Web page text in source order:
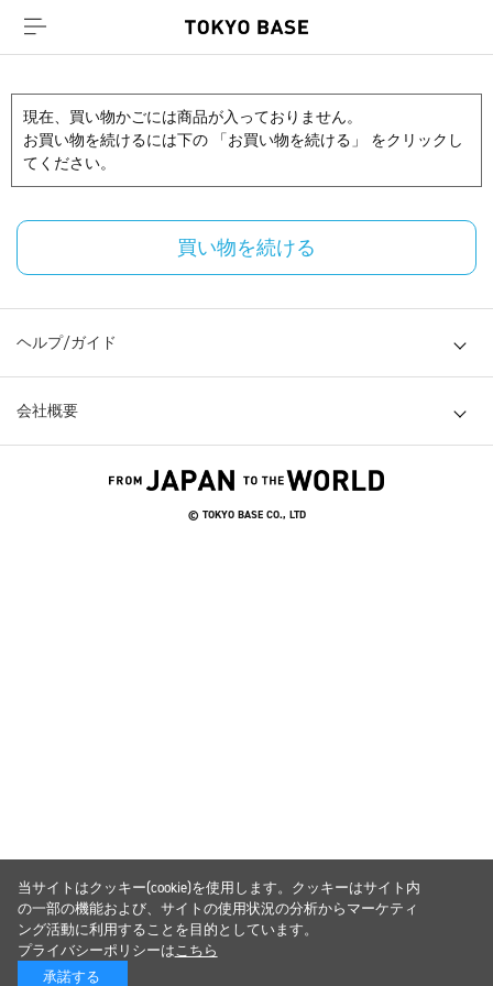
現在、買い物かごには商品が入っておりません。
お買い物を続けるには下の 「お買い物を続ける」 をクリックし
てください。
買い物を続ける
ヘルプ/ガイド
会社概要
© TOKYO BASE CO., LTD
当サイトはクッキー(cookie)を使用します。クッキーはサイト内
の一部の機能および、サイトの使用状況の分析からマーケティ
ング活動に利用することを目的としています。
プライバシーポリシーはこちら
承諾する